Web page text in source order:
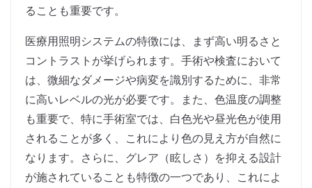
ることも重要です。
医療用照明システムの特徴には、まず高い明るさと
コントラストが挙げられます。手術や検査において
は、微細なダメージや病変を識別するために、非常
に高いレベルの光が必要です。また、色温度の調整
も重要で、特に手術室では、白色光や昼光色が使用
されることが多く、これにより色の見え方が自然に
なります。さらに、グレア（眩しさ）を抑える設計
が施されていることも特徴の一つであり、これによ